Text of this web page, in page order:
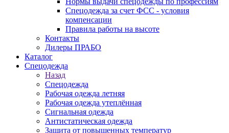
Спецодежда за счет ФСС - условия
компенсации
Правила работы на высоте
Контакты
Дилеры ПРАБО
Каталог
Спецодежда
Назад
Спецодежда
Рабочая одежда летняя
Рабочая одежда утеплённая
Сигнальная одежда
Антистатическая одежда
Защита от повышенных температур